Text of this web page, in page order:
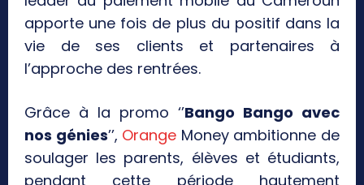
apporte une fois de plus du positif dans la
vie de ses clients et partenaires à
l’approche des rentrées.
Grâce à la promo ‘’Bango Bango avec
nos génies’’, Orange Money ambitionne de
soulager les parents, élèves et étudiants,
pendant cette période hautement